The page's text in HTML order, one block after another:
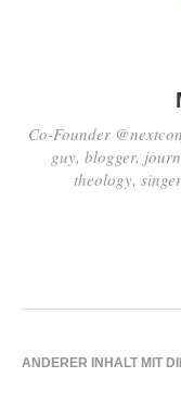
Co-Founder
guy, blogger,
theology,
ANDERER INHALT MIT